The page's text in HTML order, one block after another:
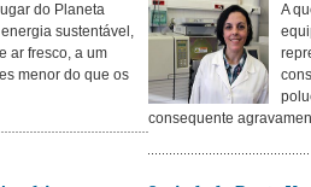
do Planeta
sustentável,
ar fresco, a um
menor do que os
A
consequente